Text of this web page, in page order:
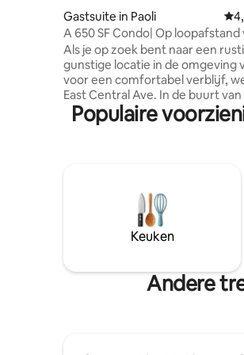
Gastsuite in Paoli
A 650 SF Condo| Op loopafstand
Amtrak station
Als je op zoek bent naar een
gunstige locatie in de omgeving
voor een comfortabel verblijf,
East Central Ave. In de buurt
restaurants, wandelpaden en
treinstation Paoli. Deze suite is
oven, een koffiezetapparaat, een
broodrooster, een waterkoker en
koelkast. Ideaal voor een gezin
slaapkamer met een queensize
Populaire
Keuken
Andere